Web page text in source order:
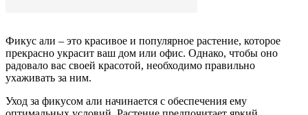
Фикус али – это красивое и популярное растение, которое
прекрасно украсит ваш дом или офис. Однако, чтобы оно
радовало вас своей красотой, необходимо правильно
ухаживать за ним.
Уход за фикусом али начинается с обеспечения ему